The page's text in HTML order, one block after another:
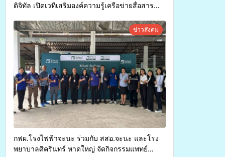
ดิจิทัล เปิดเวทีเสริมองค์ความรู้เครือข่ายสื่อสาร
การสร้างภาพลักษณ์ที่ดีของมหาวิทยาลัยข่าวสังคม
กฟผ.โรงไฟฟ้าจะนะ ร่วมกับ สสอ.จะนะ และโรง
พยาบาลศิครินทร์ หาดใหญ่ จัดกิจกรรมแพทย์